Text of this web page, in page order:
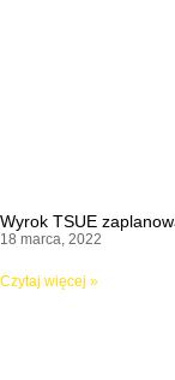
Wyrok TSUE
18 marca, 2022
Czytaj więcej »